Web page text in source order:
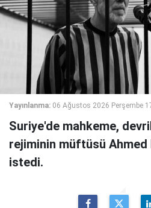
Yayınlanma: 06 Ağustos 2026 Perşembe
Suriye'de mahkeme,
rejiminin müftüsü Ahmed
istedi.